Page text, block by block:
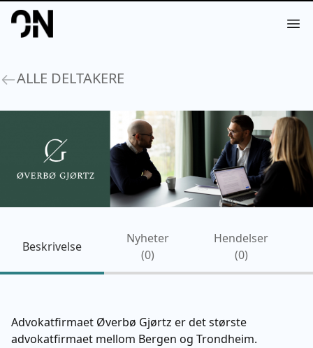
Your Company
ALLE DELTAKERE
Beskrivelse
Nyheter
(0)
Hendelser
(0)
Advokatfirmaet Øverbø Gjørtz er det største
advokatfirmaet mellom Bergen og Trondheim.